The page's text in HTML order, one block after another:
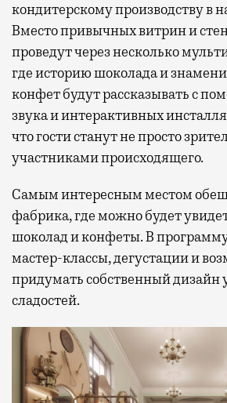
кондитерскому производству в
Вместо привычных витрин и
проведут через несколько
где историю шоколада и
конфет будут рассказывать с
звука и интерактивных
что гости станут не просто
участниками происходящего.
Самым интересным местом
фабрика, где можно будет
шоколад и конфеты. В
мастер-классы, дегустации и
придумать собственный дизайн
сладостей.